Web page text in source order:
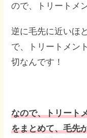
ので、トリートメ
逆に毛先に近いほ
で、トリートメン
切なんです！
なので、トリート
をまとめて、毛先